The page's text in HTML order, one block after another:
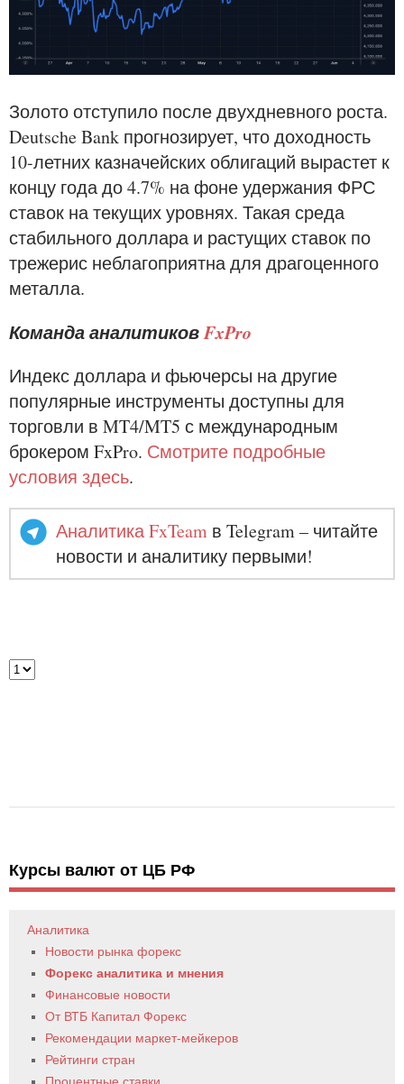
Золото отступило после двухдневного роста.
Deutsche Bank прогнозирует, что доходность
10-летних казначейских облигаций вырастет к
концу года до 4.7% на фоне удержания ФРС
ставок на текущих уровнях. Такая среда
стабильного доллара и растущих ставок по
трежерис неблагоприятна для драгоценного
металла.
Команда аналитиковFxPro
Индекс доллара и фьючерсы на другие
популярные инструменты доступны для
торговли в MT4/MT5 с международным
брокером FxPro. Смотрите подробные
условия здесь.
Аналитика FxTeam в Telegram – читайте
новости и аналитику первыми!
Курсы валют от ЦБ РФ
Аналитика
Новости рынка форекс
Форекс аналитика и мнения
Финансовые новости
От ВТБ Капитал Форекс
Рекомендации маркет-мейкеров
Рейтинги стран